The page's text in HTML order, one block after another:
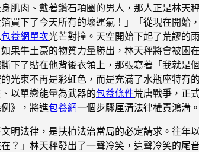
肌肉、戴著鑽石項圈的男人，那人正是林
買下了今天所有的壞運氣！」「從現在開
包養網單次光芒對撞。天空開始下起了荒謬的
果牛土豪的物質力量勝出，林天秤將會被
下了貼在他背後衣領上，那張寫著「我就是
光束不再是彩虹色，而是充滿了水瓶座特
以單戀能量為武器的包養條件荒唐戰爭，正
例》，將進包養網一個步驟厘清法律權責鴻溝。
明法律，是扶植法治當局的必定請求。往年
？」林天秤發出了一聲冷笑，這聲冷笑的